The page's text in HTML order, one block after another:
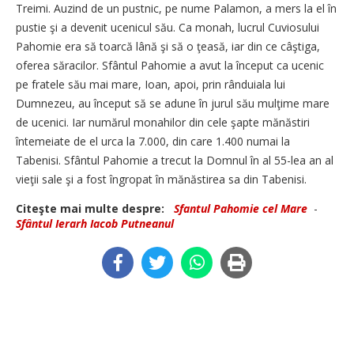
Treimi. Auzind de un pustnic, pe nume Palamon, a mers la el în
pustie şi a devenit ucenicul său. Ca monah, lucrul Cuviosului
Pahomie era să toarcă lână şi să o ţeasă, iar din ce câştiga,
oferea săracilor. Sfântul Pahomie a avut la început ca ucenic
pe fratele său mai mare, Ioan, apoi, prin rânduiala lui
Dumnezeu, au început să se adune în jurul său mulţime mare
de ucenici. Iar numărul monahilor din cele şapte mănăstiri
întemeiate de el urca la 7.000, din care 1.400 numai la
Tabenisi. Sfântul Pahomie a trecut la Domnul în al 55-lea an al
vieţii sale şi a fost îngropat în mănăstirea sa din Tabenisi.
Citeşte mai multe despre:
Sfantul Pahomie cel Mare -
Sfântul Ierarh Iacob Putneanul